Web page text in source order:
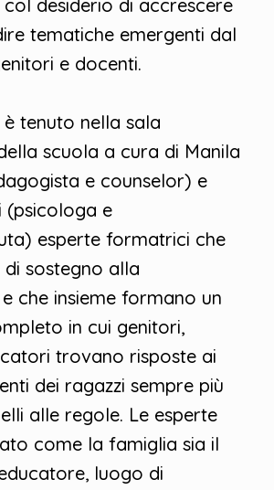
desiderio di accrescere
tematiche emergenti dal
e docenti.
è tenuto nella sala
scuola a cura di Manila
e counselor) e
(psicologa e
esperte formatrici che
sostegno alla
che insieme formano un
in cui genitori,
trovano risposte ai
dei ragazzi sempre più
alle regole. Le esperte
come la famiglia sia il
luogo di